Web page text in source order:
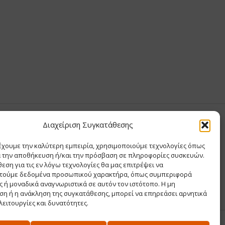
Διαχείριση Συγκατάθεσης
την καλύτερη εμπειρία, χρησιμοποιούμε τεχνολογίες όπως
την αποθήκευση ή/και την πρόσβαση σε πληροφορίες συσκευών.
για τις εν λόγω τεχνολογίες θα μας επιτρέψει να
δεδομένα προσωπικού χαρακτήρα, όπως συμπεριφορά
ή μοναδικά αναγνωριστικά σε αυτόν τον ιστότοπο. Η μη
ή η ανάκληση της συγκατάθεσης, μπορεί να επηρεάσει αρνητικά
και δυνατότητες.
Θ ΚΑΙ ΣΙΑ ΜΟΝΟΠΡΟΣΩΠΗ ΙΚΕ